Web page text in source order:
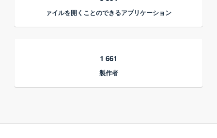
ァイルを開くことのできるアプリケーション
1 661
製作者